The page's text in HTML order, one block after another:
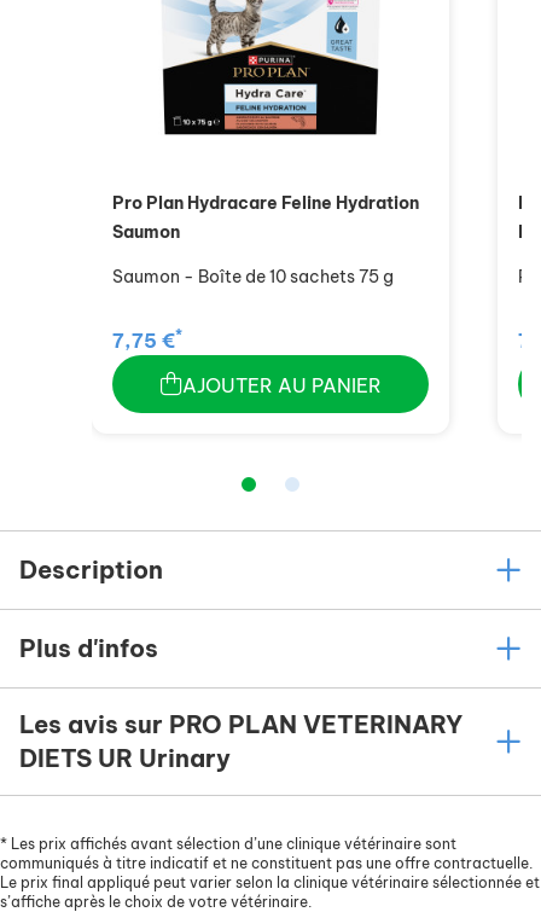
Pro Plan Hydracare Feline Hydration
Saumon
Saumon - Boîte de 10 sachets 75 g
7,75 €*
AJOUTER AU PANIER
Description
Plus d'infos
Les avis sur PRO PLAN VETERINARY
DIETS UR Urinary
* Les prix affichés avant sélection d’une clinique vétérinaire sont
communiqués à titre indicatif et ne constituent pas une offre contractuelle.
Le prix final appliqué peut varier selon la clinique vétérinaire sélectionnée et
s’affiche après le choix de votre vétérinaire.